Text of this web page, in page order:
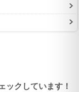
ックしています！